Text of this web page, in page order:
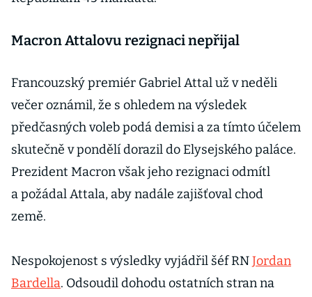
Macron Attalovu rezignaci nepřijal
Francouzský premiér Gabriel Attal už v neděli
večer oznámil, že s ohledem na výsledek
předčasných voleb podá demisi a za tímto účelem
skutečně v pondělí dorazil do Elysejského paláce.
Prezident Macron však jeho rezignaci odmítl
a požádal Attala, aby nadále zajišťoval chod
země.
Nespokojenost s výsledky vyjádřil šéf RNJordan
Bardella. Odsoudil dohodu ostatních stran na